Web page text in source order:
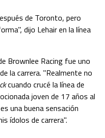
de Toronto, pero
dijo Lehair en la línea
Brownlee Racing fue uno
la carrera. "Realmente no
cuando crucé la línea de
joven de 17 años al
una buena sensación
ídolos de carrera".